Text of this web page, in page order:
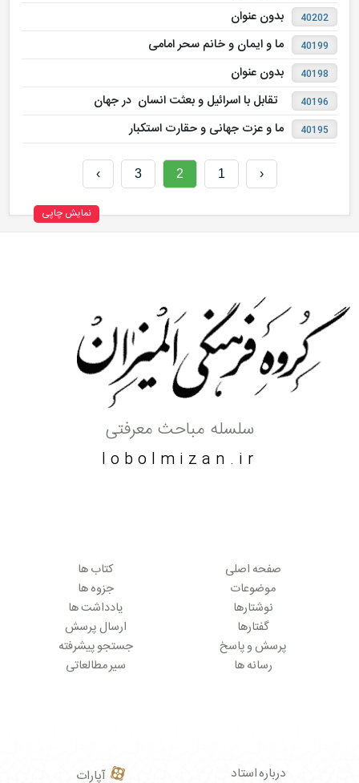
40202 بدون عنوان
40199 ما و ایمان و خانم سحر امامی
40198 بدون عنوان
40196 تقابل با اسرائیل و بعثت انسان در جهان
40195 ما و عزت جهانی و حقارت استکبار
‹
1
2
3
›
نمایش چاپی
سلسله مباحث معرفتی
lobolmizan.ir
صفحه اصلی
موضوعات
نوشتارها
گفتارها
پرسش و پاسخ
رسانه ها
کتاب ها
جزوه ها
یادداشت ها
ارسال پرسش
جستجو پیشرفته
سیر مطالعاتی
درباره استاد آپارات